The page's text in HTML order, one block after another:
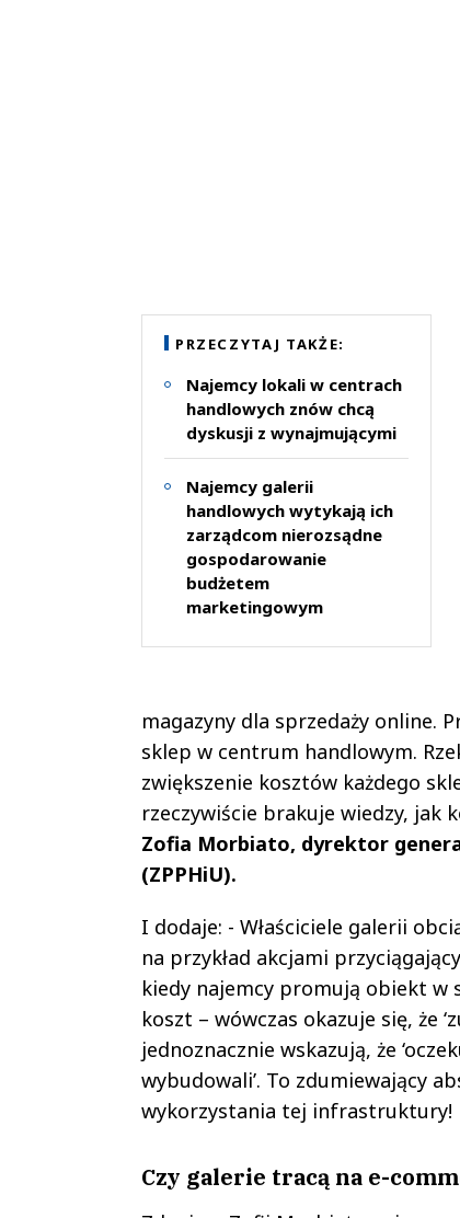
PRZECZYTAJ TAKŻE:
Najemcy lokali w centrach
handlowych znów chcą
dyskusji z wynajmującymi
Najemcy galerii
handlowych wytykają ich
zarządcom nierozsądne
gospodarowanie
budżetem
marketingowym
magazyny dla sprzedaży online.
sklep w centrum handlowym.
zwiększenie kosztów każdego
rzeczywiście brakuje wiedzy, jak
Zofia Morbiato, dyrektor
(ZPPHiU).
I dodaje: - Właściciele galerii
na przykład akcjami
kiedy najemcy promują obiekt w
koszt – wówczas okazuje się, że
jednoznacznie wskazują, że
wybudowali’. To zdumiewający
wykorzystania tej infrastruktury!
Czy galerie tracą na e-